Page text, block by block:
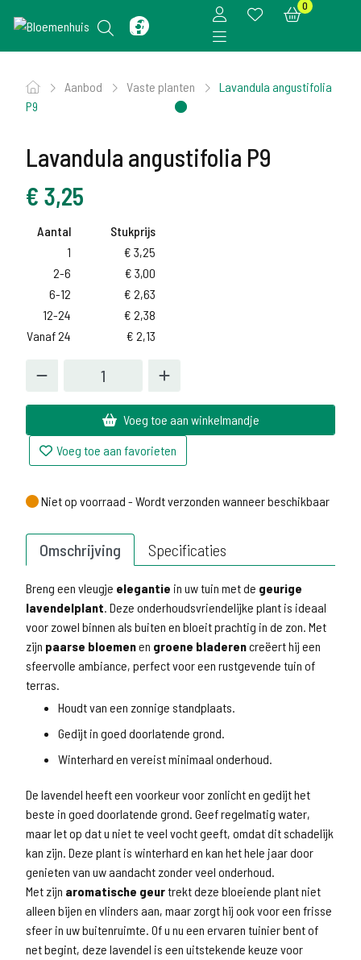
0
Aanbod Vaste planten
Lavandula angustifolia
P9
Lavandula angustifolia P9
€ 3,25
Aantal
Stukprijs
1
€ 3,25
2-6
€ 3,00
6-12
€ 2,63
12-24
€ 2,38
Vanaf 24
€ 2,13
Voeg toe aan winkelmandje
Voeg toe aan favorieten
Niet op voorraad - Wordt verzonden wanneer beschikbaar
Niet op voorraad - Wordt verzonden wanneer beschikbaar
Omschrijving Specificaties
Breng een vleugje elegantie in uw tuin met de geurige
lavendelplant. Deze onderhoudsvriendelijke plant is ideaal
voor zowel binnen als buiten en bloeit prachtig in de zon. Met
zijn paarse bloemenen groene bladerencreëert hij een
sfeervolle ambiance, perfect voor een rustgevende tuin of
terras.
Houdt van een zonnige standplaats.
Gedijt in goed doorlatende grond.
Winterhard en vereist minimaal onderhoud.
De lavendel heeft een voorkeur voor zonlicht en gedijt het
beste in goed doorlatende grond. Geef regelmatig water,
maar let op dat u niet te veel vocht geeft, omdat dit schadelijk
kan zijn. Deze plant is winterhard en kan het hele jaar door
genieten van uw aandacht zonder veel onderhoud.
Met zijn aromatische geurtrekt deze bloeiende plant niet
alleen bijen en vlinders aan, maar zorgt hij ook voor een frisse
sfeer in uw buitenruimte. Of u nu een ervaren tuinier bent of
net begint, deze lavendel is een uitstekende keuze voor